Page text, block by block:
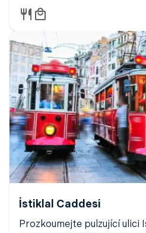
İstiklal Caddesi
Prozkoumejte pulzující ulici